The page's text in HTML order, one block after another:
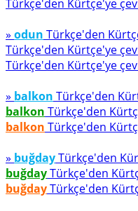
Türkçe'den Kürtçe'ye
» odun Türkçe'den
Türkçe'den Kürtçe'ye
Türkçe'den Kürtçe'ye
» balkon Türkçe'den
balkon Türkçe'den
balkon Türkçe'den
» buğdayTürkçe'den
buğdayTürkçe'den
buğdayTürkçe'den